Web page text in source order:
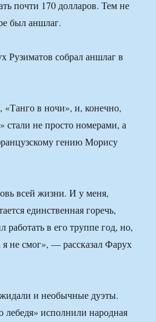
почти 170 долларов. Тем не
был аншлаг.
в ночи», и, конечно,
стали не просто номерами, а
гению Морису
всей жизни. И у меня,
единственная горечь,
работать в его труппе год, но,
не смог», — рассказал Фарух
и необычные дуэты.
лебедя» исполнили народная